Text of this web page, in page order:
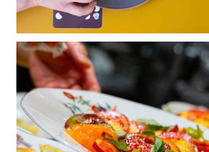
Enregistrer mon nom, mon e-mail et mon
navigateur pour mon prochain
Et bim !